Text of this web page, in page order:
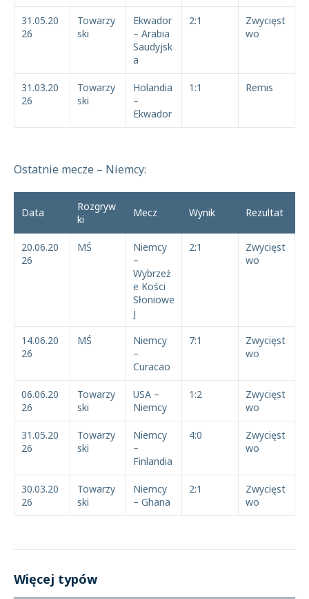
31.05.20
26
Towarzy
ski
Ekwador
– Arabia
Saudyjsk
a
2:1
Zwycięst
wo
31.03.20
26
Towarzy
ski
Holandia
–
Ekwador
1:1 Remis
Ostatnie mecze – Niemcy:
Data
Rozgryw
ki
Mecz Wynik Rezultat
20.06.20
26
MŚ
Niemcy
–
Wybrzeż
e Kości
Słoniowe
j
2:1
Zwycięst
wo
14.06.20
26
MŚ
Niemcy
–
Curacao
7:1
Zwycięst
wo
06.06.20
26
Towarzy
ski
USA –
Niemcy
1:2
Zwycięst
wo
31.05.20
26
Towarzy
ski
Niemcy
–
Finlandia
4:0
Zwycięst
wo
30.03.20
26
Towarzy
ski
Niemcy
– Ghana
2:1
Zwycięst
wo
Więcej typów